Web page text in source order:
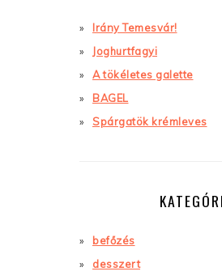
Irány Temesvár!
Joghurtfagyi
A tökéletes galette
BAGEL
Spárgatök krémleves
befőzés
desszert